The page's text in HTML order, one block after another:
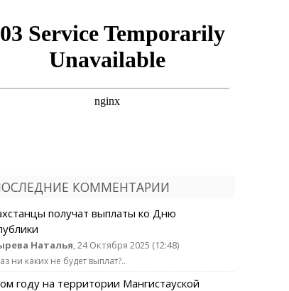
КОММЕНТАРИИ
получат выплаты ко Дню
Наталья, 24 Октября 2025 (12:48)
ни каких не будет выплат?..
году на территории Мангистауской